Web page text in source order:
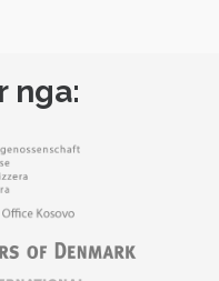
nga: